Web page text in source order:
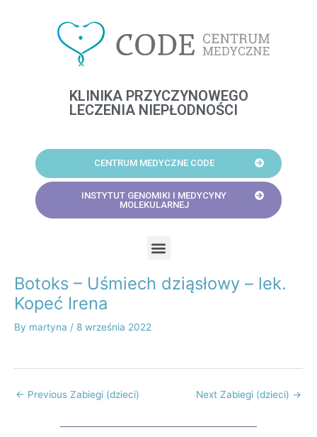
KLINIKA PRZYCZYNOWEGO
LECZENIA NIEPŁODNOŚCI
CENTRUM MEDYCZNE CODE
INSTYTUT GENOMIKI I MEDYCYNY
MOLEKULARNEJ
Botoks – Uśmiech dziąsłowy – lek.
Kopeć Irena
By martyna / 8 września 2022
Post
navigation
← Previous Zabiegi (dzieci) Next Zabiegi (dzieci) →